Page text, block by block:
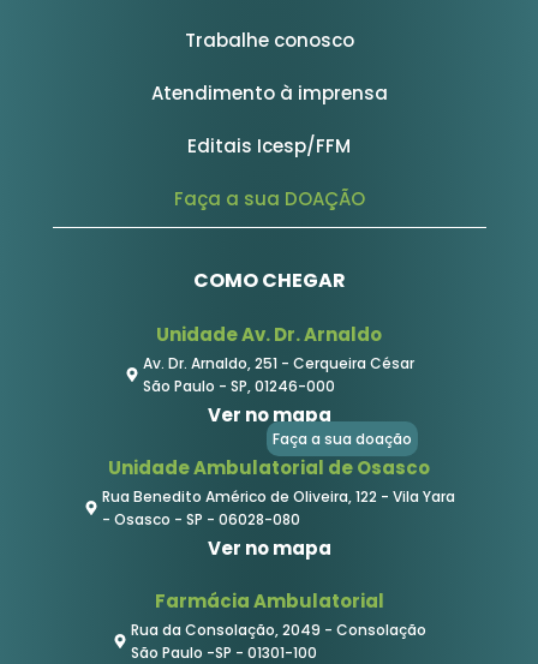
Trabalhe conosco
Atendimento à imprensa
Editais Icesp/FFM
Faça a sua DOAÇÃO
COMO CHEGAR
Unidade Av. Dr. Arnaldo
Av. Dr. Arnaldo, 251 - Cerqueira César
São Paulo - SP, 01246-000
Ver no mapa
Unidade Ambulatorial de Osasco
Rua Benedito Américo de Oliveira, 122 - Vila Yara
- Osasco - SP - 06028-080
Ver no mapa
Farmácia Ambulatorial
Rua da Consolação, 2049 - Consolação
São Paulo -SP - 01301-100
Faça a sua doação